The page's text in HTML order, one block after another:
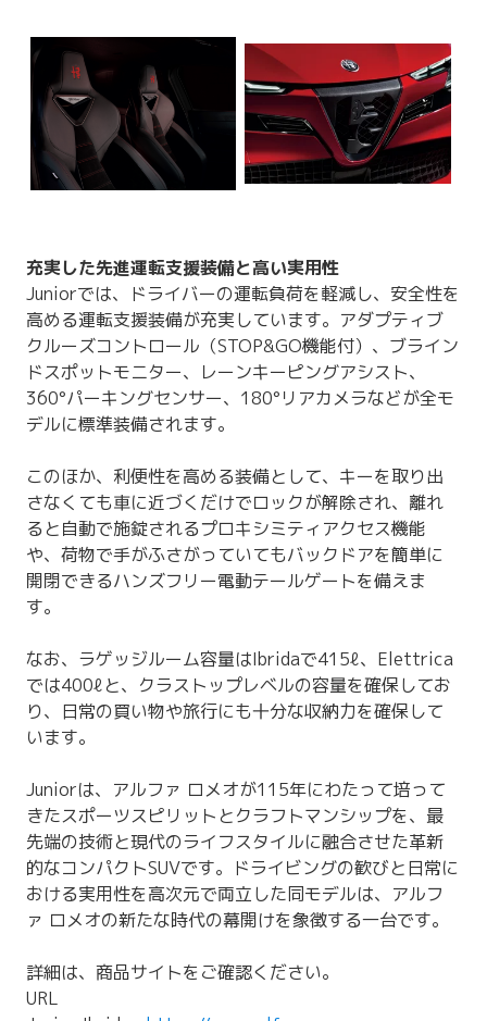
充実した先進運転支援装備と高い実用性
Juniorでは、ドライバーの運転負荷を軽減し、安全性を
高める運転支援装備が充実しています。アダプティブ
クルーズコントロール（STOP&GO機能付）、ブライン
ドスポットモニター、レーンキーピングアシスト、
360°パーキングセンサー、180°リアカメラなどが全モ
デルに標準装備されます。
このほか、利便性を高める装備として、キーを取り出
さなくても車に近づくだけでロックが解除され、離れ
ると自動で施錠されるプロキシミティアクセス機能
や、荷物で手がふさがっていてもバックドアを簡単に
開閉できるハンズフリー電動テールゲートを備えま
す。
なお、ラゲッジルーム容量はIbridaで415ℓ、Elettrica
では400ℓと、クラストップレベルの容量を確保してお
り、日常の買い物や旅行にも十分な収納力を確保して
います。
Juniorは、アルファ ロメオが115年にわたって培って
きたスポーツスピリットとクラフトマンシップを、最
先端の技術と現代のライフスタイルに融合させた革新
的なコンパクトSUVです。ドライビングの歓びと日常に
おける実用性を高次元で両立した同モデルは、アルフ
ァ ロメオの新たな時代の幕開けを象徴する一台です。
詳細は、商品サイトをご確認ください。
URL